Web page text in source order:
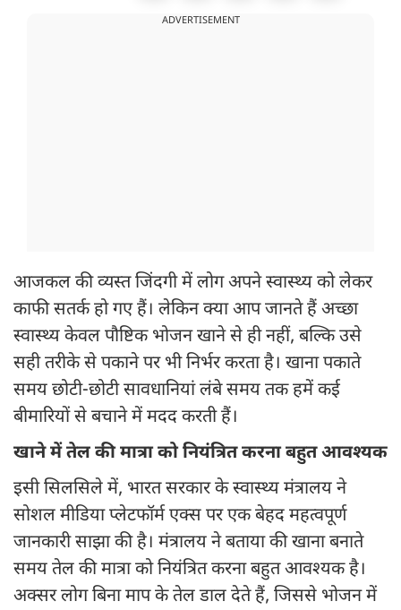
ADVERTISEMENT
आजकल की व्यस्त जिंदगी में लोग अपने स्वास्थ्य को लेकर
काफी सतर्क हो गए हैं। लेकिन क्या आप जानते हैं अच्छा
स्वास्थ्य केवल पौष्टिक भोजन खाने से ही नहीं, बल्कि उसे
सही तरीके से पकाने पर भी निर्भर करता है। खाना पकाते
समय छोटी-छोटी सावधानियां लंबे समय तक हमें कई
बीमारियों से बचाने में मदद करती हैं।
खाने में तेल की मात्रा को नियंत्रित करना बहुत आवश्यक
इसी सिलसिले में, भारत सरकार के स्वास्थ्य मंत्रालय ने
सोशल मीडिया प्लेटफॉर्म एक्स पर एक बेहद महत्वपूर्ण
जानकारी साझा की है। मंत्रालय ने बताया की खाना बनाते
समय तेल की मात्रा को नियंत्रित करना बहुत आवश्यक है।
अक्सर लोग बिना माप के तेल डाल देते हैं, जिससे भोजन में